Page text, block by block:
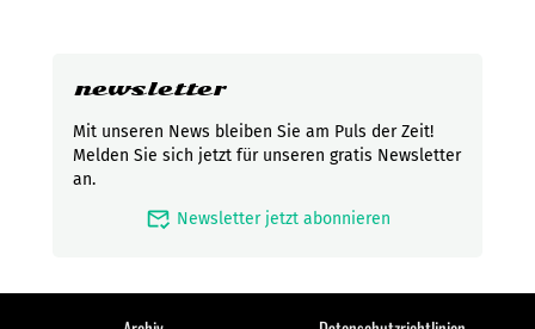
newsletter
Mit unseren News bleiben Sie am Puls der Zeit!
Melden Sie sich jetzt für unseren gratis Newsletter
an.
mark_email_read Newsletter jetzt abonnieren